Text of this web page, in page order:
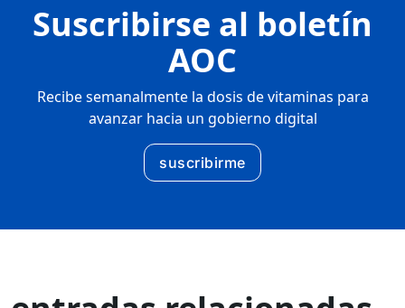
Suscribirse al boletín
AOC
Recibe semanalmente la dosis de vitaminas para
avanzar hacia un gobierno digital
suscribirme